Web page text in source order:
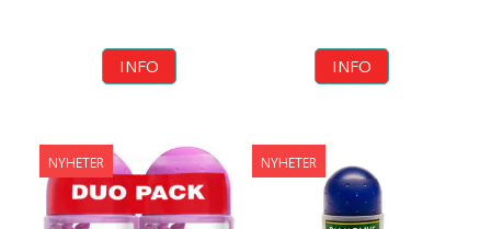
INFO INFO
NYHETER NYHETER